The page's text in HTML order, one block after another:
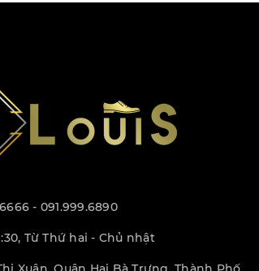
- 091.999.6890
Từ Thứ hai - Chủ nhật